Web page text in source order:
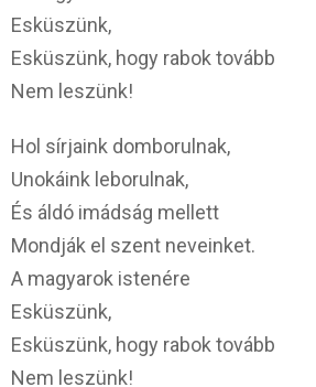
Esküszünk,
Esküszünk, hogy rabok tovább
Nem leszünk!
Hol sírjaink domborulnak,
Unokáink leborulnak,
És áldó imádság mellett
Mondják el szent neveinket.
A magyarok istenére
Esküszünk,
Esküszünk, hogy rabok tovább
Nem leszünk!